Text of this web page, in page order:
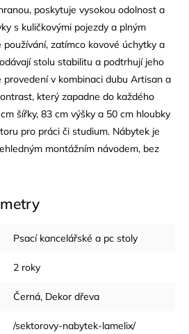
poskytuje vysokou odolnost a
s kuličkovými pojezdy a plným
zatímco kovové úchytky a
stolu stabilitu a podtrhují jeho
provedení v kombinaci dubu Artisan a
který zapadne do každého
šířky, 83 cm výšky a 50 cm hloubky
pro práci či studium. Nábytek je
montážním návodem, bez
Psací kancelářské a pc stoly
2 roky
Černá, Dekor dřeva
/sektorovy-nabytek-lamelix/